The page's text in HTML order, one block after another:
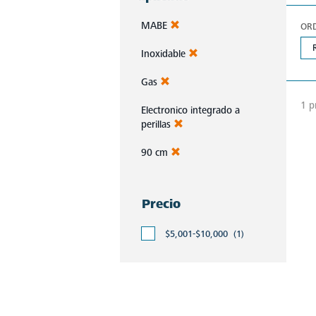
MABE
Inoxidable
Gas
Electronico integrado a
perillas
90 cm
Precio
$5,001-$10,000 (1)
1